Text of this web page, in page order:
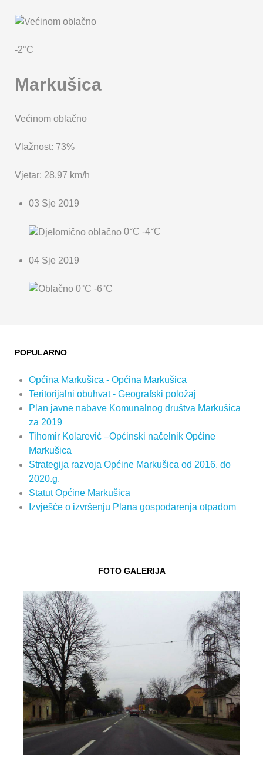
-2°C
Markušica
Većinom oblačno
Vlažnost: 73%
Vjetar: 28.97 km/h
03 Sje 2019
0°C -4°C
04 Sje 2019
0°C -6°C
POPULARNO
Općina Markušica - Općina Markušica
Teritorijalni obuhvat - Geografski položaj
Plan javne nabave Komunalnog društva Markušica
za 2019
Tihomir Kolarević –Općinski načelnik Općine
Markušica
Strategija razvoja Općine Markušica od 2016. do
2020.g.
Statut Općine Markušica
Izvješće o izvršenju Plana gospodarenja otpadom
FOTO GALERIJA